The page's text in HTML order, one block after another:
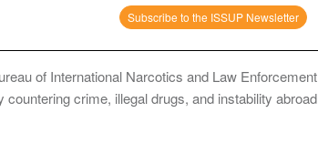
Subscribe to the ISSUP Newsletter
of International Narcotics and Law Enforcement
crime, illegal drugs, and instability abroad.